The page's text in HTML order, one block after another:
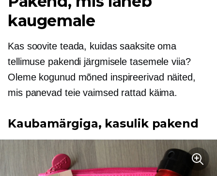
kaugemale
Kas soovite teada, kuidas saaksite oma
tellimuse pakendi järgmisele tasemele viia?
Oleme kogunud mõned inspireerivad näited,
mis panevad teie vaimsed rattad käima.
Kaubamärgiga, kasulik pakend